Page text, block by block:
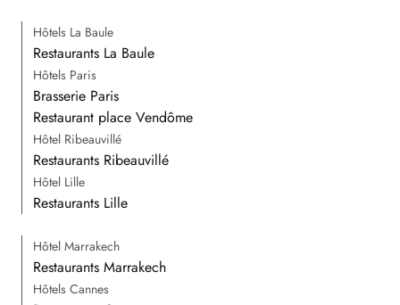
Hôtels La Baule
Restaurants La Baule
Hôtels Paris
Brasserie Paris
Restaurant place Vendôme
Hôtel Ribeauvillé
Restaurants Ribeauvillé
Hôtel Lille
Restaurants Lille
Hôtel Marrakech
Restaurants Marrakech
Hôtels Cannes